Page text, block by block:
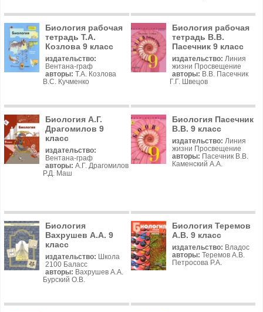
Биология рабочая
тетрадь Т.А.
Козлова 9 класс
издательство:
Вентана-граф
авторы: Т.А. Козлова
В.С. Кучменко
Биология рабочая
тетрадь В.В.
Пасечник 9 класс
издательство: Линия
жизни Просвещение
авторы: В.В. Пасечник
Г.Г. Швецов
Биология А.Г.
Драгомилов 9
класс
издательство:
Вентана-граф
авторы: А.Г. Драгомилов
Р.Д. Маш
Биология Пасечник
В.В. 9 класс
издательство: Линия
жизни Просвещение
авторы: Пасечник В.В.
Каменский А.А.
Биология
Вахрушев А.А. 9
класс
издательство: Школа
2100 Баласс
авторы: Вахрушев А.А.
Бурский О.В.
Биология Теремов
А.В. 9 класс
издательство: Владос
авторы: Теремов А.В.
Петросова Р.А.